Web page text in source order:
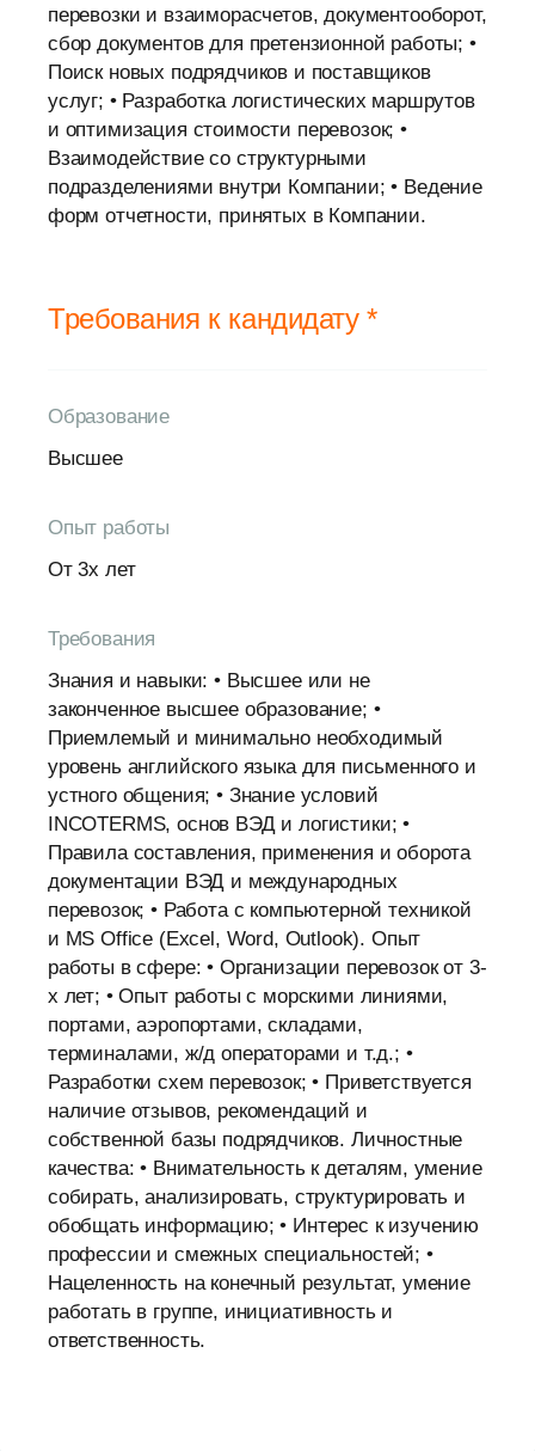
перевозки и взаиморасчетов, документооборот,
сбор документов для претензионной работы; •
Поиск новых подрядчиков и поставщиков
услуг; • Разработка логистических маршрутов
и оптимизация стоимости перевозок; •
Взаимодействие со структурными
подразделениями внутри Компании; • Ведение
форм отчетности, принятых в Компании.
Требования к кандидату *
Образование
Высшее
Опыт работы
От 3х лет
Требования
Знания и навыки: • Высшее или не
законченное высшее образование; •
Приемлемый и минимально необходимый
уровень английского языка для письменного и
устного общения; • Знание условий
INCOTERMS, основ ВЭД и логистики; •
Правила составления, применения и оборота
документации ВЭД и международных
перевозок; • Работа с компьютерной техникой
и MS Office (Excel, Word, Outlook). Опыт
работы в сфере: • Организации перевозок от 3-
х лет; • Опыт работы с морскими линиями,
портами, аэропортами, складами,
терминалами, ж/д операторами и т.д.; •
Разработки схем перевозок; • Приветствуется
наличие отзывов, рекомендаций и
собственной базы подрядчиков. Личностные
качества: • Внимательность к деталям, умение
собирать, анализировать, структурировать и
обобщать информацию; • Интерес к изучению
профессии и смежных специальностей; •
Нацеленность на конечный результат, умение
работать в группе, инициативность и
ответственность.